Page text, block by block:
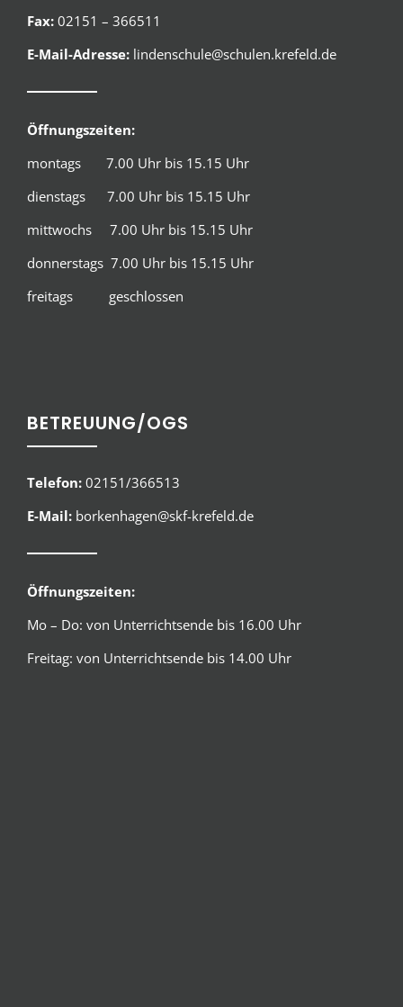
Fax: 02151 – 366511
E-Mail-Adresse: lindenschule@schulen.krefeld.de
Öffnungszeiten:
montags 7.00 Uhr bis 15.15 Uhr
dienstags 7.00 Uhr bis 15.15 Uhr
mittwochs 7.00 Uhr bis 15.15 Uhr
donnerstags 7.00 Uhr bis 15.15 Uhr
freitags geschlossen
BETREUUNG/OGS
Telefon: 02151/366513
E-Mail: borkenhagen@skf-krefeld.de
Öffnungszeiten:
Mo – Do: von Unterrichtsende bis 16.00 Uhr
Freitag: von Unterrichtsende bis 14.00 Uhr